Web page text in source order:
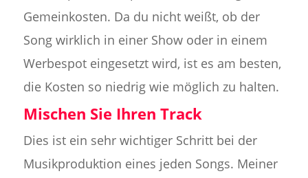
Gemeinkosten. Da du nicht weißt, ob der
Song wirklich in einer Show oder in einem
Werbespot eingesetzt wird, ist es am besten,
die Kosten so niedrig wie möglich zu halten.
Mischen Sie Ihren Track
Dies ist ein sehr wichtiger Schritt bei der
Musikproduktion eines jeden Songs. Meiner